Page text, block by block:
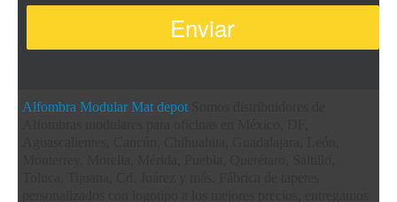
Alfombra Modular Mat depot